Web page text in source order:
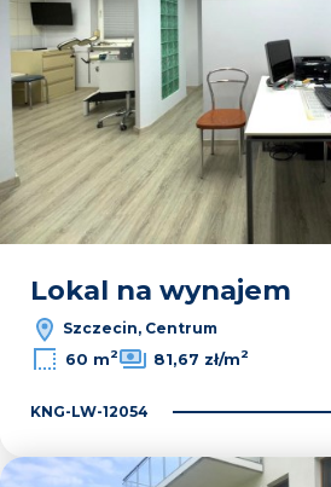
Lokal na wynajem
Szczecin, Centrum
60 m2 81,67 zł/m2
KNG-LW-12054